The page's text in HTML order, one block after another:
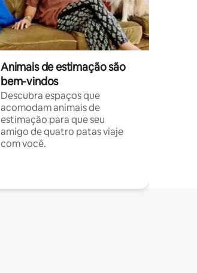
Animais de estimação são
bem-vindos
Descubra espaços que
acomodam animais de
estimação para que seu
amigo de quatro patas viaje
com você.